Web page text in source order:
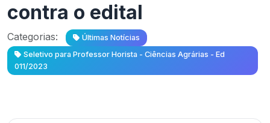
contra o edital
Categorias:
Últimas Notícias
Seletivo para Professor Horista - Ciências Agrárias - Ed
011/2023